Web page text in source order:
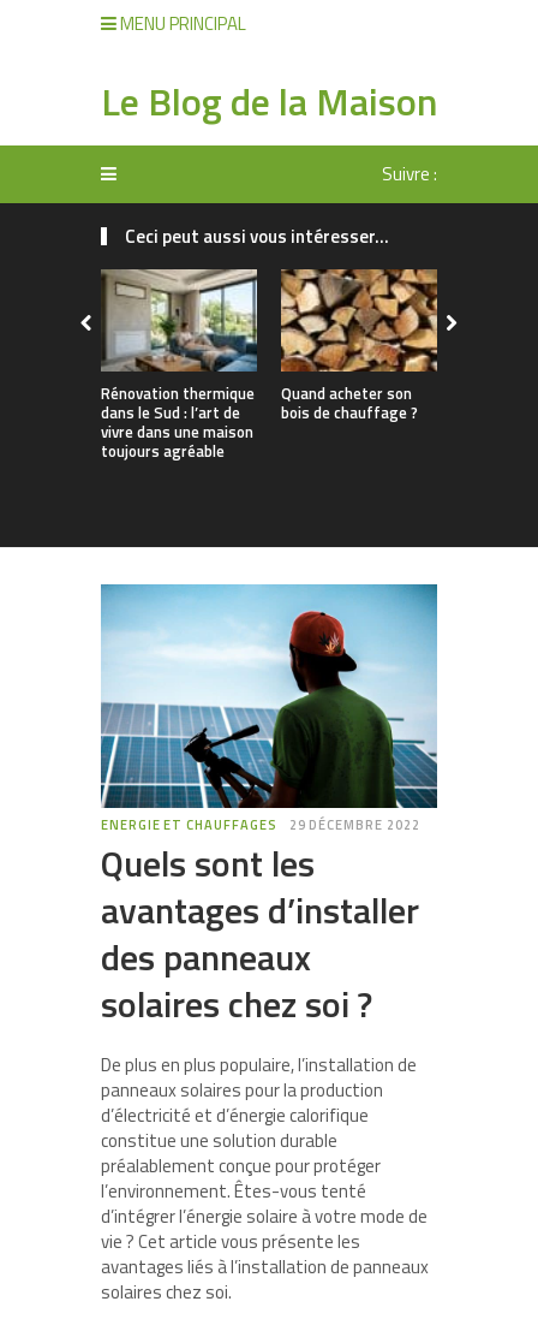
MENU PRINCIPAL
Le Blog de la Maison
Suivre :
Ceci peut aussi vous intéresser...
Rénovation thermique
dans le Sud : l’art de
vivre dans une maison
toujours agréable
Quand acheter son
bois de chauffage ?
ENERGIE ET CHAUFFAGES 29 DÉCEMBRE 2022
Quels sont les
avantages d’installer
des panneaux
solaires chez soi ?
De plus en plus populaire, l’installation de
panneaux solaires pour la production
d’électricité et d’énergie calorifique
constitue une solution durable
préalablement conçue pour protéger
l’environnement. Êtes-vous tenté
d’intégrer l’énergie solaire à votre mode de
vie ? Cet article vous présente les
avantages liés à l’installation de panneaux
solaires chez soi.